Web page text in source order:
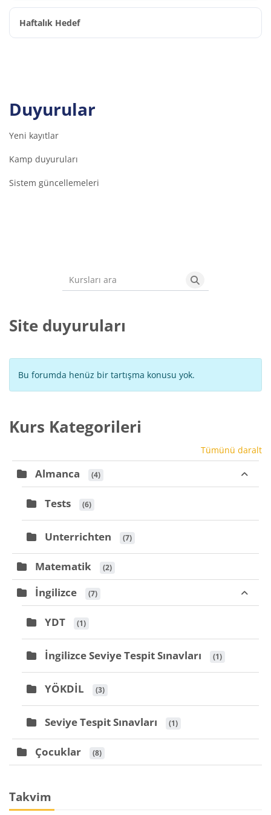
Haftalık Hedef
Duyurular
Yeni kayıtlar
Kamp duyuruları
Sistem güncellemeleri
Kursları ara
Kursları ara
Site duyuruları
Bu forumda henüz bir tartışma konusu yok.
Kurs Kategorileri
Tümünü daralt
Almanca (4)
Tests (6)
Unterrichten (7)
Matematik (2)
İngilizce (7)
YDT (1)
İngilizce Seviye Tespit Sınavları (1)
YÖKDİL (3)
Seviye Tespit Sınavları (1)
Çocuklar (8)
Bloklar
Takvim